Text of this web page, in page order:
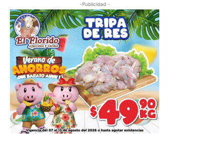
-Publicidad -